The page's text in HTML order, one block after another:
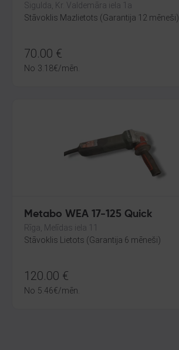
Sigulda, Kr. Valdemāra iela 1a
Stāvoklis Mazlietots (Garantija 12 mēneši)
70.00 €
No 3.18€/mēn.
Metabo WEA 17-125 Quick
Rīga, Melīdas iela 11
Stāvoklis Lietots (Garantija 6 mēneši)
120.00 €
No 5.46€/mēn.